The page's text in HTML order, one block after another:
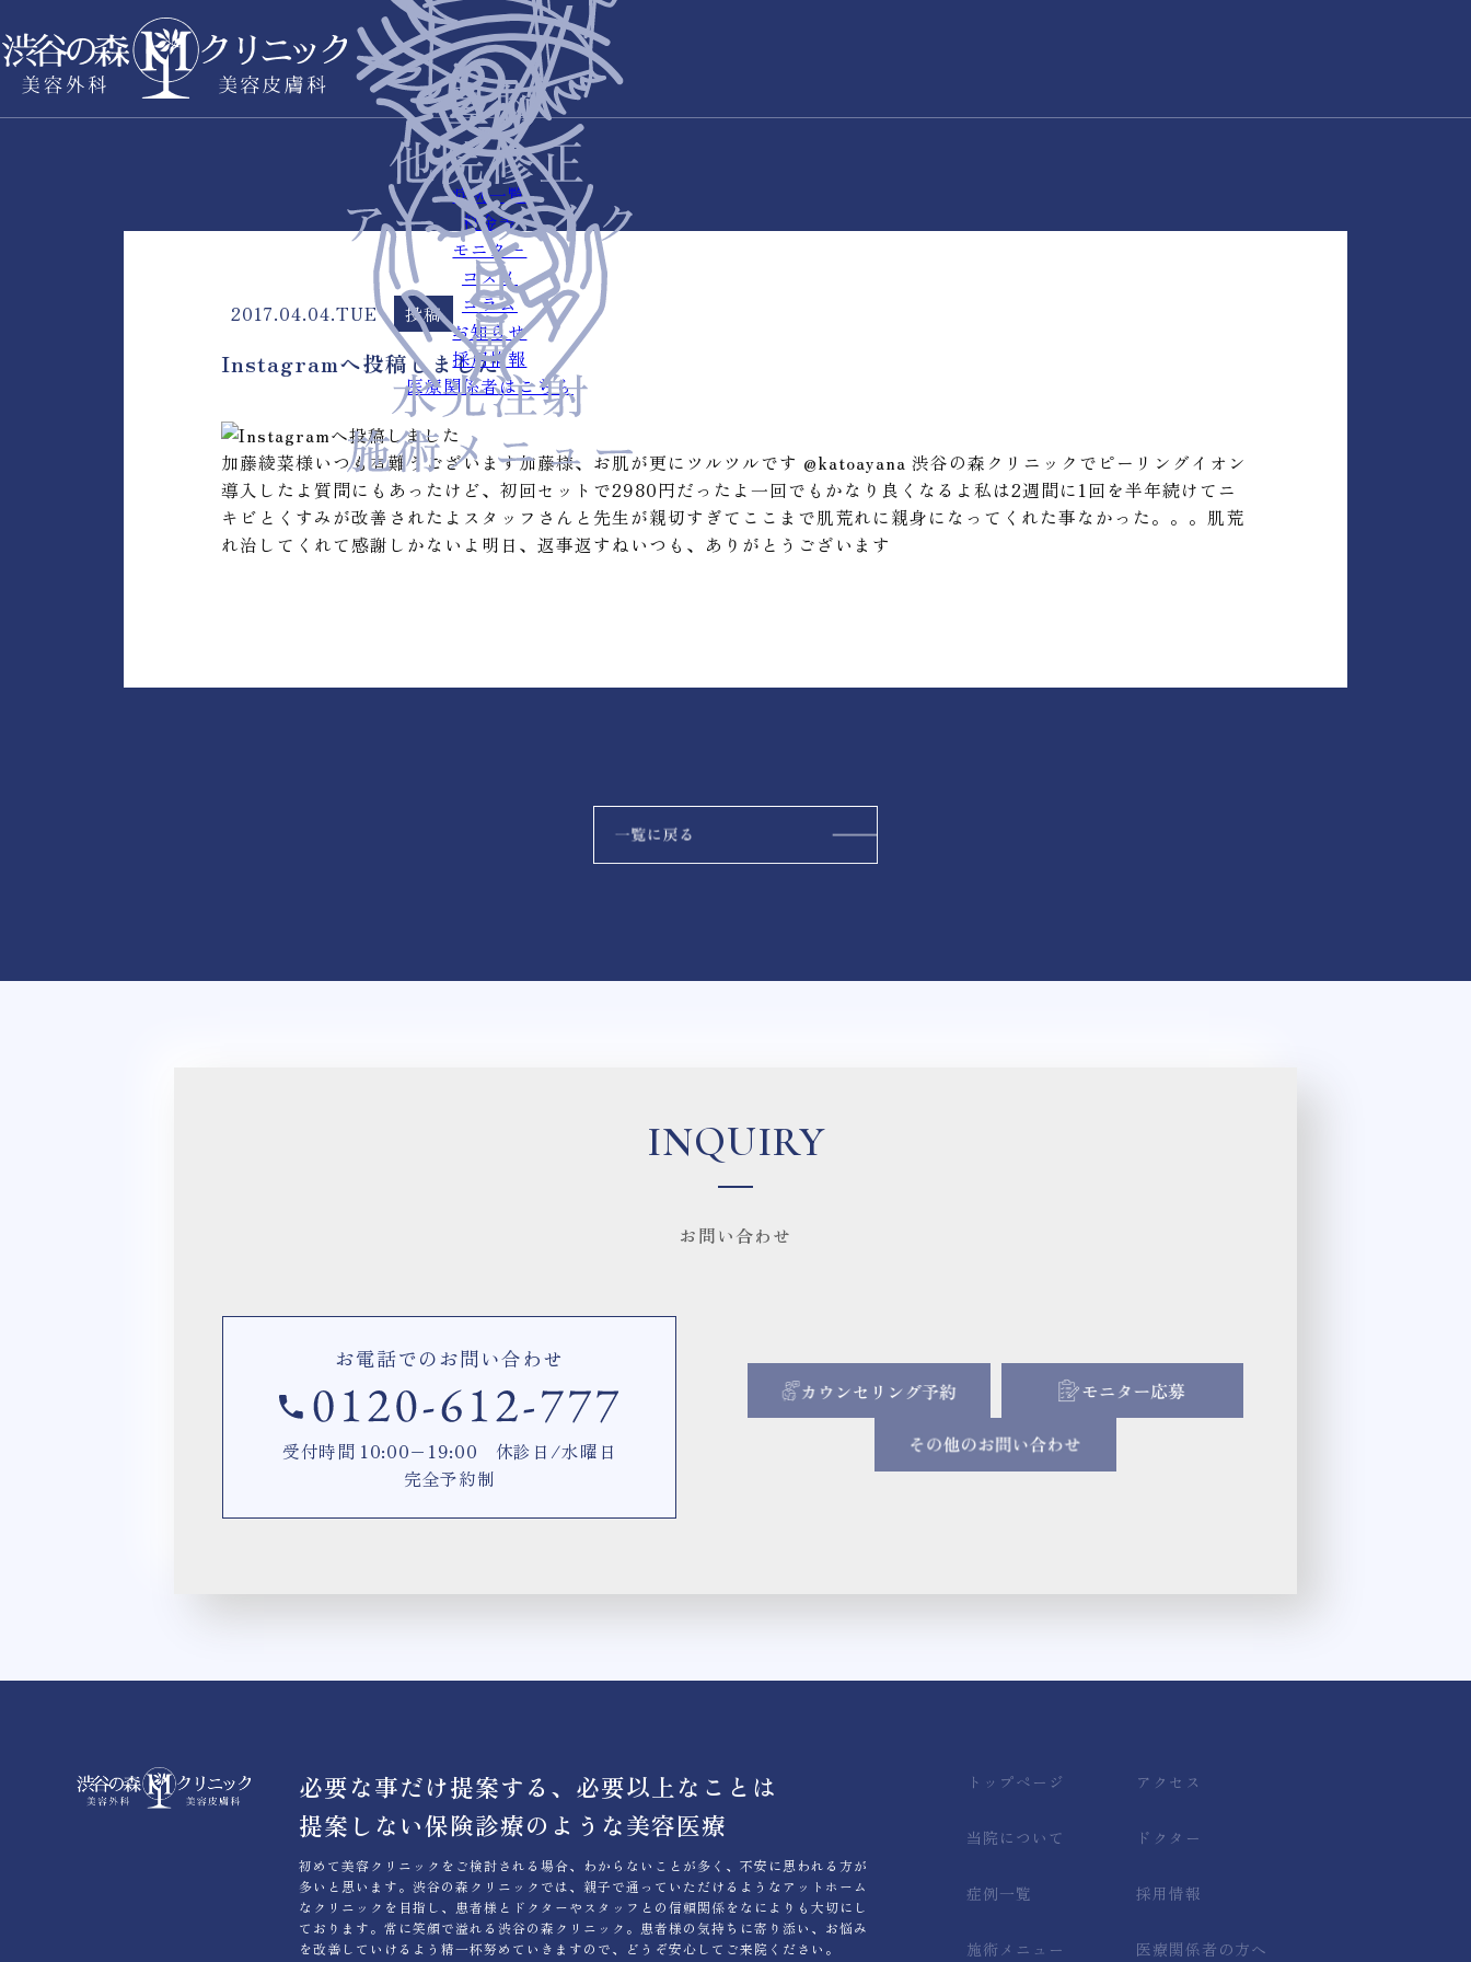
症例一覧
料金表
モニター
コスメ
コラム
お知らせ
採用情報
医療関係者はこちら
2017.04.04.TUE 投稿
Instagramへ投稿しました
加藤綾菜様いつも有難うございます加藤様、お肌が更にツルツルです @katoayana 渋谷の森クリニックでピーリング️イオン
導入したよ質問にもあったけど、初回セットで2980円だったよ一回でもかなり良くなるよ私は2週間に1回を半年続けてニ
キビとくすみが改善されたよスタッフさんと先生が親切すぎてここまで肌荒れに親身になってくれた事なかった。。。肌荒
れ治してくれて感謝しかないよ明日、返事返すねいつも、ありがとうございます
INQUIRY
お問い合わせ
お電話でのお問い合わせ
受付時間 10:00−19:00 休診日/水曜日
完全予約制
必要な事だけ提案する、必要以上なことは
提案しない保険診療のような美容医療
初めて美容クリニックをご検討される場合、わからないことが多く、不安に思われる方が
多いと思います。渋谷の森クリニックでは、親子で通っていただけるようなアットホーム
なクリニックを目指し、患者様とドクターやスタッフとの信頼関係をなによりも大切にし
ております。常に笑顔で溢れる渋谷の森クリニック。患者様の気持ちに寄り添い、お悩み
を改善していけるよう精一杯努めていきますので、どうぞ安心してご来院ください。
トップページ
当院について
症例一覧
施術メニュー
アクセス
ドクター
採用情報
医療関係者の方へ